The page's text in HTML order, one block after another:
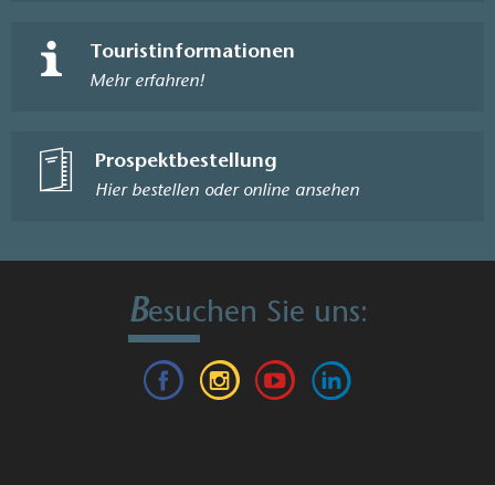
Touristinformationen
Mehr erfahren!
Prospektbestellung
Hier bestellen oder online ansehen
Besuchen Sie uns: